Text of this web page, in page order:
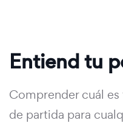
Entiend tu
Comprender cuál
de partida para